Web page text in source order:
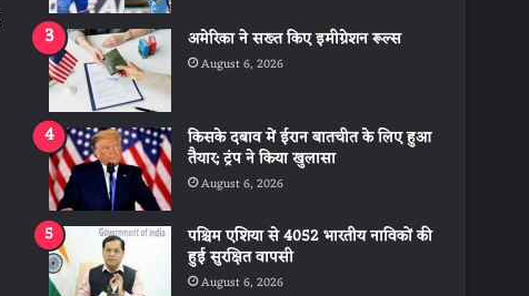
अमेरिका ने सख्त किए इमीग्रेशन रूल्स
August 6, 2026
किसके दबाव में ईरान बातचीत के लिए हुआ
तैयार; ट्रंप ने किया खुलासा
August 6, 2026
पश्चिम एशिया से 4052 भारतीय नाविकों की
हुई सुरक्षित वापसी
August 6, 2026